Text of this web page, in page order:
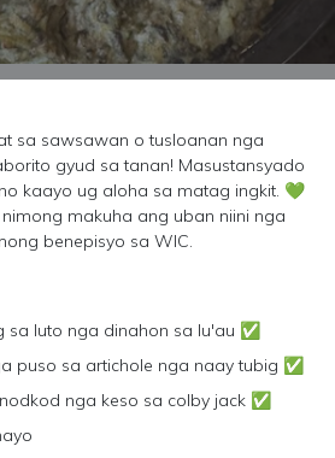
sa sawsawan o tusloanan nga
gyud sa tanan! Masustansyado
kaayo ug aloha sa matag ingkit. 💚
makuha ang uban niini nga
benepisyo sa WIC.
sa luto nga dinahon sa lu'au ✅
puso sa artichole nga naay tubig ✅
nga keso sa colby jack ✅